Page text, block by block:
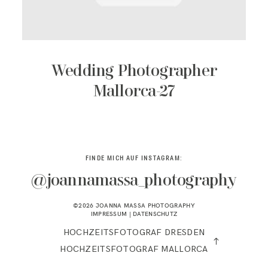
Wedding Photographer
Mallorca-27
FINDE MICH AUF INSTAGRAM:
@joannamassa_photography
©2026 JOANNA MASSA PHOTOGRAPHY
IMPRESSUM | DATENSCHUTZ
HOCHZEITSFOTOGRAF DRESDEN
HOCHZEITSFOTOGRAF MALLORCA